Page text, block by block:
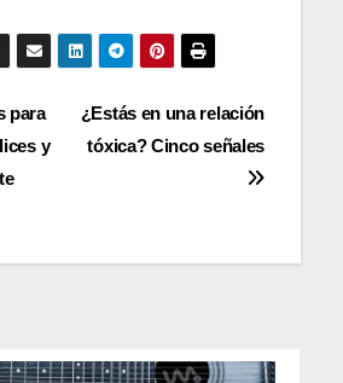
¿Estás en una relación
tóxica? Cinco señales
para
y